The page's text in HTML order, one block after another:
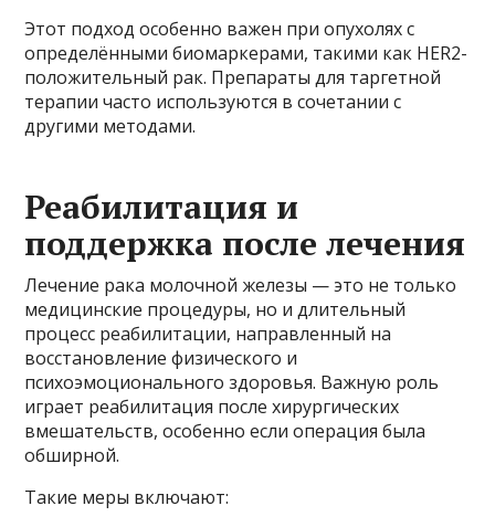
Этот подход особенно важен при опухолях с
определёнными биомаркерами, такими как HER2-
положительный рак. Препараты для таргетной
терапии часто используются в сочетании с
другими методами.
Реабилитация и
поддержка после лечения
Лечение рака молочной железы — это не только
медицинские процедуры, но и длительный
процесс реабилитации, направленный на
восстановление физического и
психоэмоционального здоровья. Важную роль
играет реабилитация после хирургических
вмешательств, особенно если операция была
обширной.
Такие меры включают: